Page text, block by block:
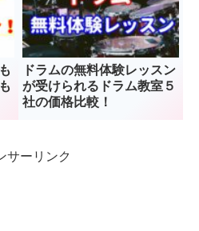
ドラムの無料体験レッスン
が受けられるドラム教室５
社の価格比較！
サーリンク